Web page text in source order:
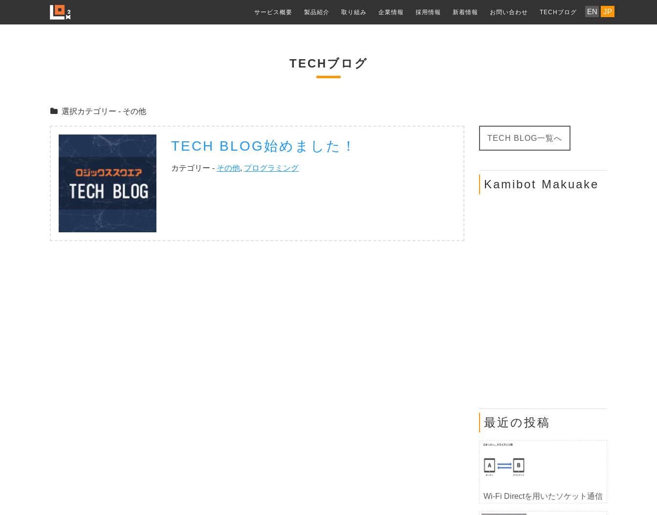
サービス概要 製品紹介 取り組み 企業情報 採用情報 新着情報 お問い合わせ TECHブログ EN JP
TECHブログ
選択カテゴリー - その他
TECH BLOG始めました！
カテゴリー - その他, プログラミング
TECH BLOG一覧へ
Kamibot Makuake
最近の投稿
Wi-Fi Directを用いたソケット通信